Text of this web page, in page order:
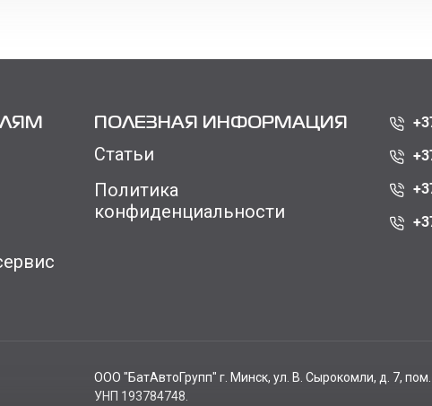
ПОЛЕЗНАЯ ИНФОРМАЦИЯ
Статьи
Политика
конфиденциальности
ООО "БатАвтоГрупп" г. Минск, ул. В. Сырокомли, д. 7, пом.
УНП 193784748.